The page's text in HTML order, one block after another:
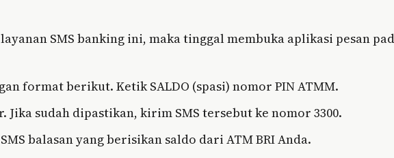
SMS banking ini, maka tinggal membuka aplikasi pesan
format berikut. Ketik SALDO (spasi) nomor PIN ATMM.
Jika sudah dipastikan, kirim SMS tersebut ke nomor 3300.
balasan yang berisikan saldo dari ATM BRI Anda.